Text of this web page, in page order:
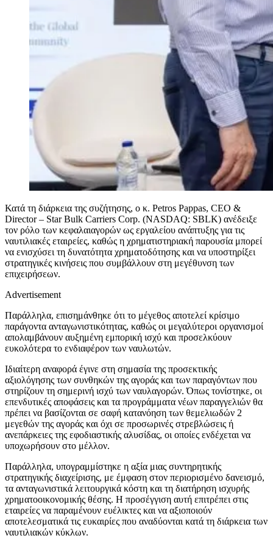
Κατά τη διάρκεια της συζήτησης, ο κ. Petros Pappas, CEO &
Director – Star Bulk Carriers Corp. (NASDAQ: SBLK) ανέδειξε
τον ρόλο των κεφαλαιαγορών ως εργαλείου ανάπτυξης για τις
ναυτιλιακές εταιρείες, καθώς η χρηματιστηριακή παρουσία μπορεί
να ενισχύσει τη δυνατότητα χρηματοδότησης και να υποστηρίξει
στρατηγικές κινήσεις που συμβάλλουν στη μεγέθυνση των
επιχειρήσεων.
Advertisement
Παράλληλα, επισημάνθηκε ότι το μέγεθος αποτελεί κρίσιμο
παράγοντα ανταγωνιστικότητας, καθώς οι μεγαλύτεροι οργανισμοί
απολαμβάνουν αυξημένη εμπορική ισχύ και προσελκύουν
ευκολότερα το ενδιαφέρον των ναυλωτών.
Ιδιαίτερη αναφορά έγινε στη σημασία της προσεκτικής
αξιολόγησης των συνθηκών της αγοράς και των παραγόντων που
στηρίζουν τη σημερινή ισχύ των ναυλαγορών. Όπως τονίστηκε, οι
επενδυτικές αποφάσεις και τα προγράμματα νέων παραγγελιών θα
πρέπει να βασίζονται σε σαφή κατανόηση των θεμελιωδών 2
μεγεθών της αγοράς και όχι σε προσωρινές στρεβλώσεις ή
ανεπάρκειες της εφοδιαστικής αλυσίδας, οι οποίες ενδέχεται να
υποχωρήσουν στο μέλλον.
Παράλληλα, υπογραμμίστηκε η αξία μιας συντηρητικής
στρατηγικής διαχείρισης, με έμφαση στον περιορισμένο δανεισμό,
τα ανταγωνιστικά λειτουργικά κόστη και τη διατήρηση ισχυρής
χρηματοοικονομικής θέσης. Η προσέγγιση αυτή επιτρέπει στις
εταιρείες να παραμένουν ευέλικτες και να αξιοποιούν
αποτελεσματικά τις ευκαιρίες που αναδύονται κατά τη διάρκεια των
ναυτιλιακών κύκλων.